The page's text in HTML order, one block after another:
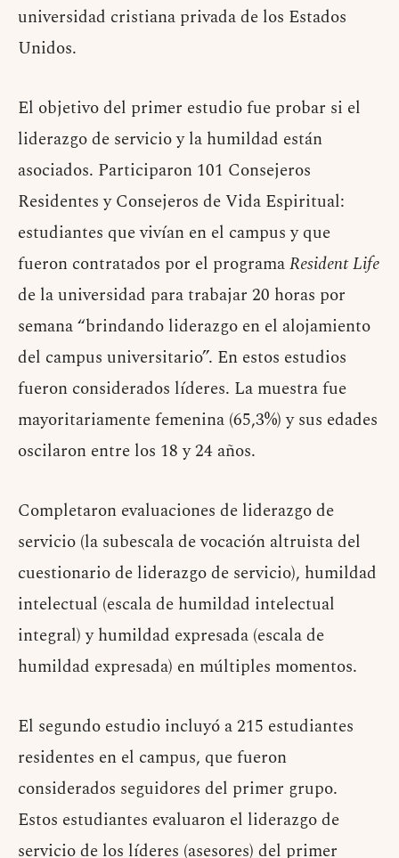
universidad cristiana privada de los Estados
Unidos.
El objetivo del primer estudio fue probar si el
liderazgo de servicio y la humildad están
asociados. Participaron 101 Consejeros
Residentes y Consejeros de Vida Espiritual:
estudiantes que vivían en el campus y que
fueron contratados por el programaResident Life
de la universidad para trabajar 20 horas por
semana “brindando liderazgo en el alojamiento
del campus universitario”. En estos estudios
fueron considerados líderes. La muestra fue
mayoritariamente femenina (65,3%) y sus edades
oscilaron entre los 18 y 24 años.
Completaron evaluaciones de liderazgo de
servicio (la subescala de vocación altruista del
cuestionario de liderazgo de servicio), humildad
intelectual (escala de humildad intelectual
integral) y humildad expresada (escala de
humildad expresada) en múltiples momentos.
El segundo estudio incluyó a 215 estudiantes
residentes en el campus, que fueron
considerados seguidores del primer grupo.
Estos estudiantes evaluaron el liderazgo de
servicio de los líderes (asesores) del primer